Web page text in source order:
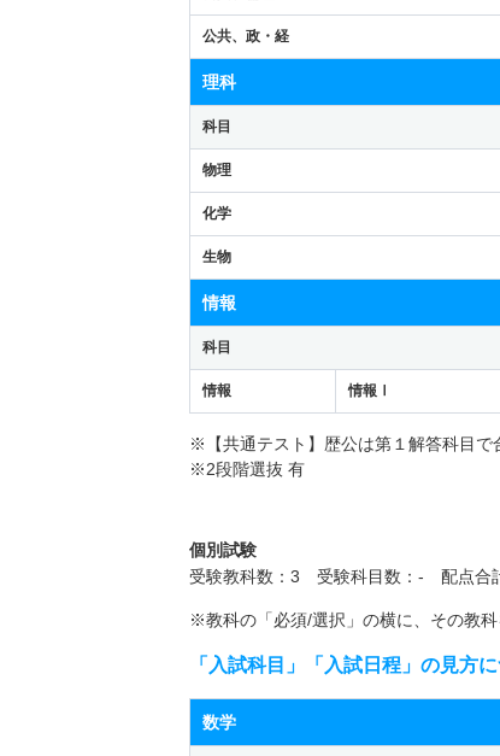
公共、政・経
理科
科目
物理
化学
生物
情報
科目
情報 情報Ⅰ
※【共通テスト】歴公は第１解答科目で
※2段階選抜 有
個別試験
受験教科数：3 受験科目数：- 配点合
※教科の「必須/選択」の横に、その教科
「入試科目」「入試日程」の見方
数学